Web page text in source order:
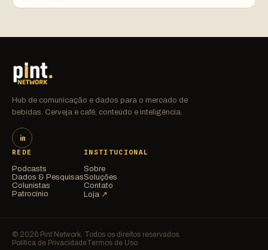
Hub de comunicação e dados para o mercado de
bebidas. Cerveja e café, conteúdo e inteligência.
in
REDE
Podcasts
Dados & Pesquisas
Colunistas
Patrocínio
INSTITUCIONAL
Sobre
Soluções
Contato
Loja ↗
© 2026 Pint Network. Todos os direitos reservados.
Política de PrivacidadeTermos de Uso